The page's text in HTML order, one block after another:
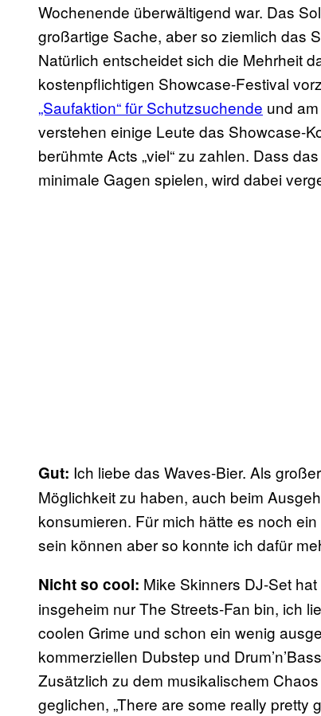
Wochenende überwältigend war. Das
großartige Sache, aber so ziemlich das
Natürlich entscheidet sich die Mehrheit
kostenpflichtigen Showcase-Festival
„Saufaktion“ für Schutzsuchende und
verstehen einige Leute das Showcase-
berühmte Acts „viel“ zu zahlen. Dass
minimale Gagen spielen, wird dabei
Gut: Ich liebe das Waves-Bier. Als
Möglichkeit zu haben, auch beim
konsumieren. Für mich hätte es noch
sein können aber so konnte ich dafür
Nicht so cool: Mike Skinners DJ-Set
insgeheim nur The Streets-Fan bin, ich
coolen Grime und schon ein wenig
kommerziellen Dubstep und
Zusätzlich zu dem musikalischem
geglichen, „There are some really pretty